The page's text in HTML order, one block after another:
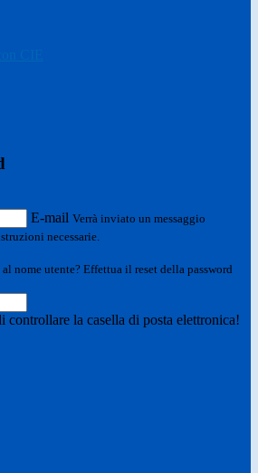
E-mail Verrà inviato un messaggio
necessarie.
nome utente? Effettua il reset della password
controllare la casella di posta elettronica!